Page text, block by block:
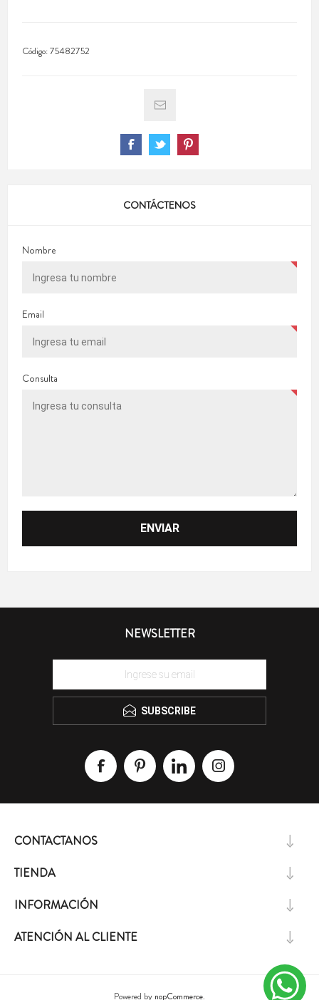
Código:75482752
CONTÁCTENOS
Nombre
Email
Consulta
NEWSLETTER
SUBSCRIBE
CONTACTANOS
TIENDA
INFORMACIÓN
ATENCIÓN AL CLIENTE
Powered by nopCommerce.